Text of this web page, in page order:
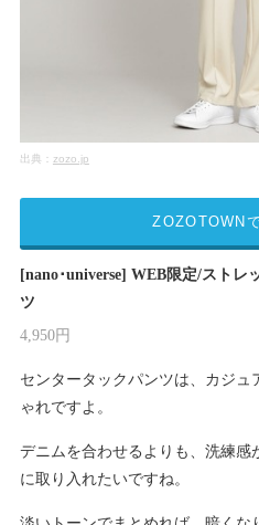
出典： zozo.jp
[nano･universe] WEB限定/ストレ
ツ
4,950円
センタータックパンツは、カジュ
ゃれですよ。
デニムを合わせるよりも、洗練感
に取り入れたいですね。
ZOZOTOWN